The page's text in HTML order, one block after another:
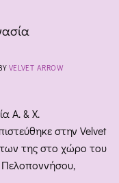
VELVET ARROW
Α. & Χ.
στην Velvet
της στο χώρο του
Πελοποννήσου,